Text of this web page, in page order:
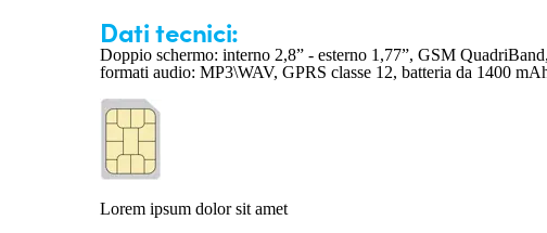
Dati tecnici:
Doppio schermo: interno 2,8” - esterno 1,77”, GSM
formati audio: MP3\WAV, GPRS classe 12, batteria da 1400
Lorem ipsum dolor sit amet